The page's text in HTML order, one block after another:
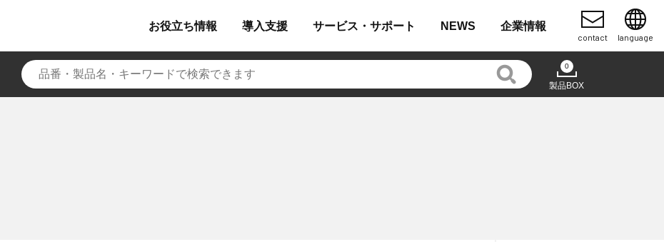
お役立ち情報 導入支援 サービス・ サポート NEWS 企業情報
contact language
0
製品BOX